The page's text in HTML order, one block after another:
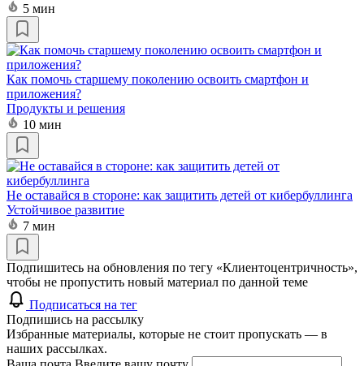
5 мин
Как помочь старшему поколению освоить смартфон и
приложения?
Продукты и решения
10 мин
Не оставайся в стороне: как защитить детей от кибербуллинга
Устойчивое развитие
7 мин
Подпишитесь на обновления по тегу «Клиентоцентричность»,
чтобы не пропустить новый материал по данной теме
Подписаться на тег
Подпишись на рассылку
Избранные материалы, которые не стоит пропускать — в
наших рассылках.